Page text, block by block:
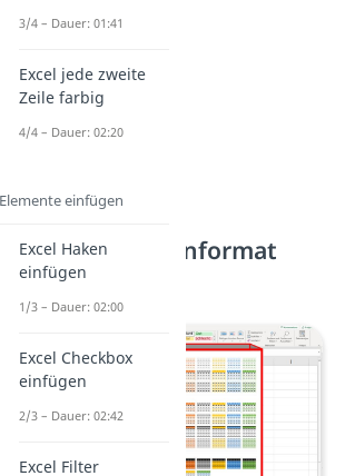
Schritt: Tabellenformat
auswählen
3/4 – Dauer: 01:41
Excel jede zweite
Zeile farbig
4/4 – Dauer: 02:20
einfügen
Excel Haken
einfügen
1/3 – Dauer: 02:00
Excel Checkbox
einfügen
2/3 – Dauer: 02:42
Excel Filter